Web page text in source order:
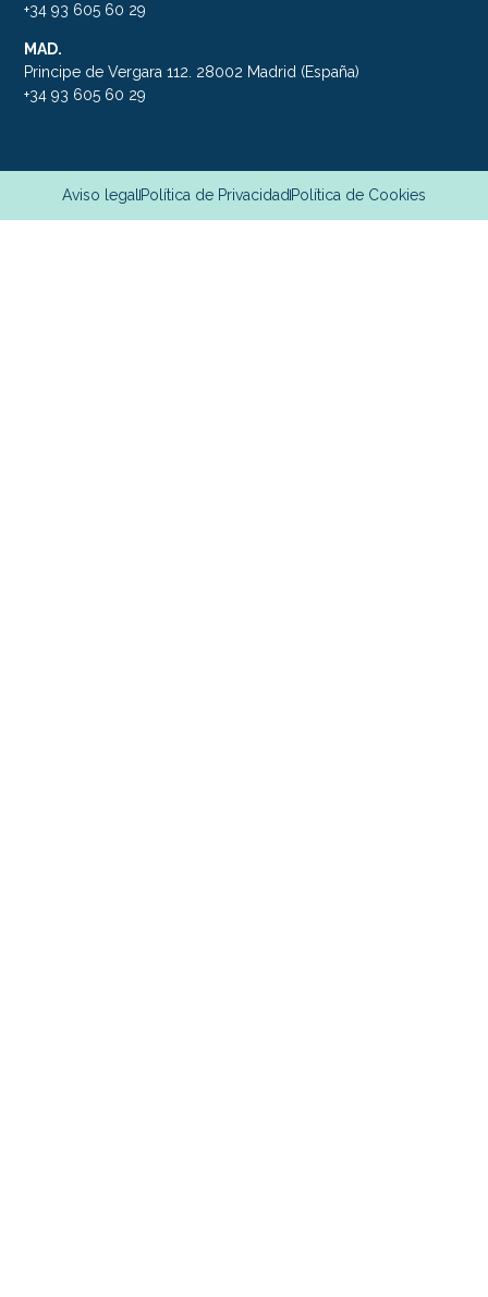
+34 93 605 60 29
MAD.
Principe de Vergara 112. 28002 Madrid (España)
+34 93 605 60 29
Aviso legal Política de Privacidad Política de Cookies